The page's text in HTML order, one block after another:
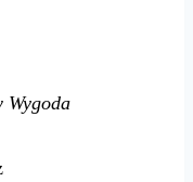
Wygoda